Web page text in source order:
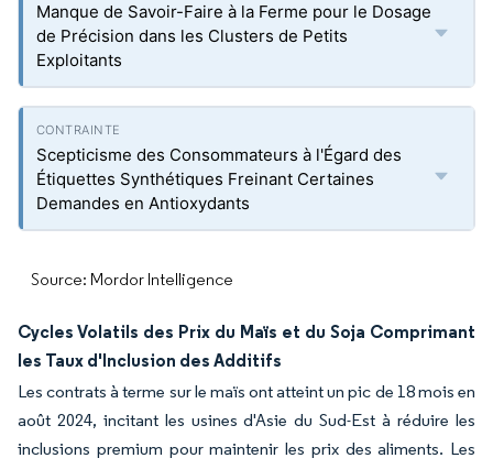
Manque de Savoir-Faire à la Ferme pour le Dosage
de Précision dans les Clusters de Petits
Exploitants
Scepticisme des Consommateurs à l'Égard des
Étiquettes Synthétiques Freinant Certaines
Demandes en Antioxydants
Source: Mordor Intelligence
Cycles Volatils des Prix du Maïs et du Soja Comprimant
les Taux d'Inclusion des Additifs
Les contrats à terme sur le maïs ont atteint un pic de 18 mois en
août 2024, incitant les usines d'Asie du Sud-Est à réduire les
inclusions premium pour maintenir les prix des aliments. Les